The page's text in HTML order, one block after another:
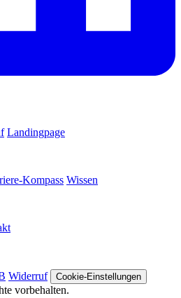
Landingpage
Kompass Wissen
Widerruf Cookie-Einstellungen
vorbehalten.